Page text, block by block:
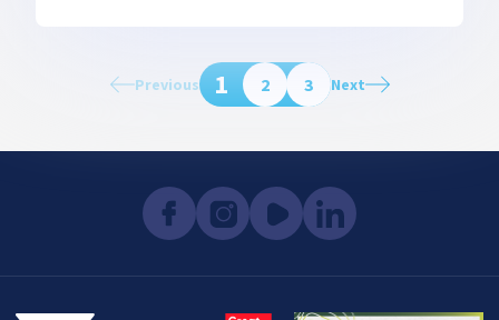
Previous 1 2 3 Next